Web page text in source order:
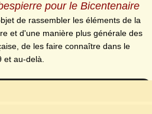
pour le Bicentenaire
de rassembler les éléments de la
et d'une manière plus générale des
de les faire connaître dans le
au-delà.